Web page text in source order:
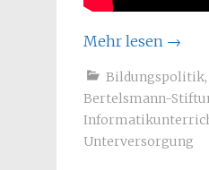
Mehr lesen →
Bildungspolitik,
Bertelsmann-
Unterversorgung